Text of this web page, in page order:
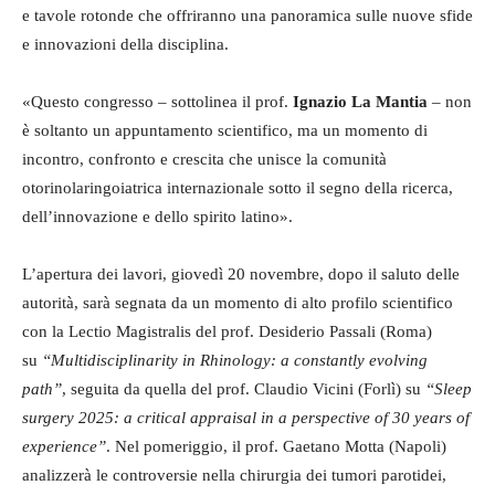
e tavole rotonde che offriranno una panoramica sulle nuove sfide
e innovazioni della disciplina.
«Questo congresso – sottolinea il prof. Ignazio La Mantia – non
è soltanto un appuntamento scientifico, ma un momento di
incontro, confronto e crescita che unisce la comunità
otorinolaringoiatrica internazionale sotto il segno della ricerca,
dell’innovazione e dello spirito latino».
L’apertura dei lavori, giovedì 20 novembre, dopo il saluto delle
autorità, sarà segnata da un momento di alto profilo scientifico
con la Lectio Magistralis del prof. Desiderio Passali (Roma)
su “Multidisciplinarity in Rhinology: a constantly evolving
path”, seguita da quella del prof. Claudio Vicini (Forlì) su “Sleep
surgery 2025: a critical appraisal in a perspective of 30 years of
experience”. Nel pomeriggio, il prof. Gaetano Motta (Napoli)
analizzerà le controversie nella chirurgia dei tumori parotidei,